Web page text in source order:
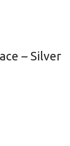
– Silver